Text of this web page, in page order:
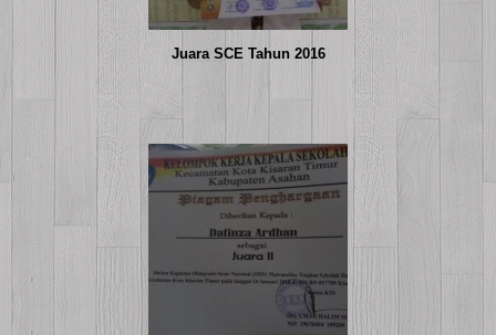
Juara SCE Tahun 2016